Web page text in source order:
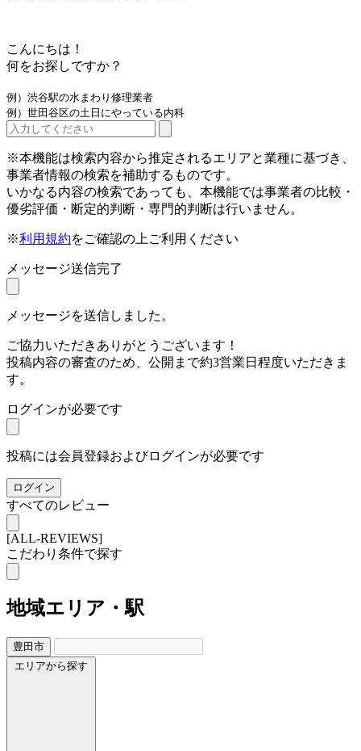
こんにちは！
何をお探しですか？
例）渋谷駅の水まわり修理業者
例）世田谷区の土日にやっている内科
※本機能は検索内容から推定されるエリアと業種に基づき、
事業者情報の検索を補助するものです。
いかなる内容の検索であっても、本機能では事業者の比較・
優劣評価・断定的判断・専門的判断は行いません。
※利用規約をご確認の上ご利用ください
メッセージ送信完了
メッセージを送信しました。
ご協力いただきありがとうございます！
投稿内容の審査のため、公開まで約3営業日程度いただきま
す。
ログインが必要です
投稿には会員登録およびログインが必要です
ログイン
すべてのレビュー
[ALL-REVIEWS]
こだわり条件で探す
地域エリア・駅
豊田市
エリアから探す